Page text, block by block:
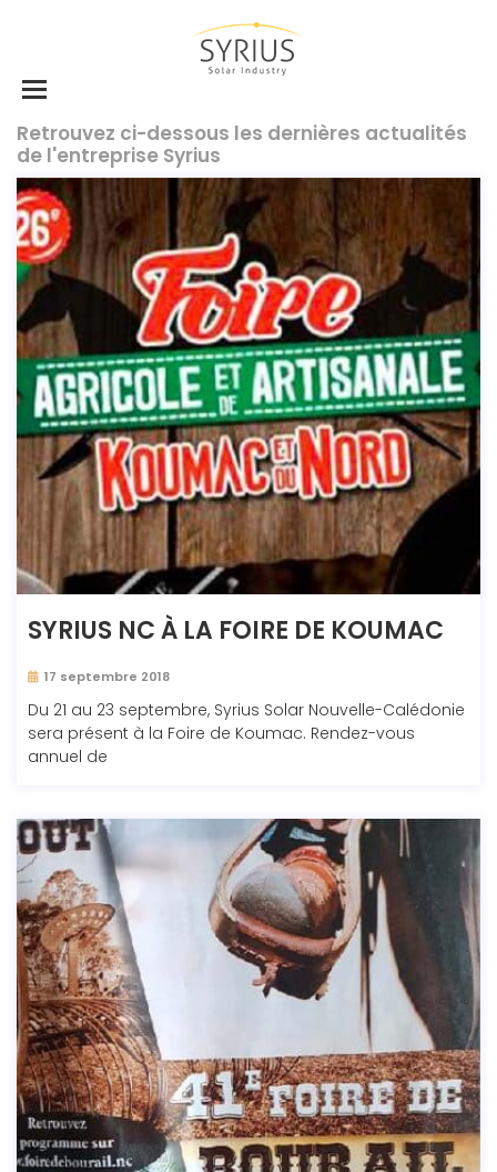
Retrouvez ci-dessous les dernières actualités
de l'entreprise Syrius
SYRIUS NC À LA FOIRE DE KOUMAC
17 septembre 2018
Du 21 au 23 septembre, Syrius Solar Nouvelle-Calédonie
sera présent à la Foire de Koumac. Rendez-vous
annuel de